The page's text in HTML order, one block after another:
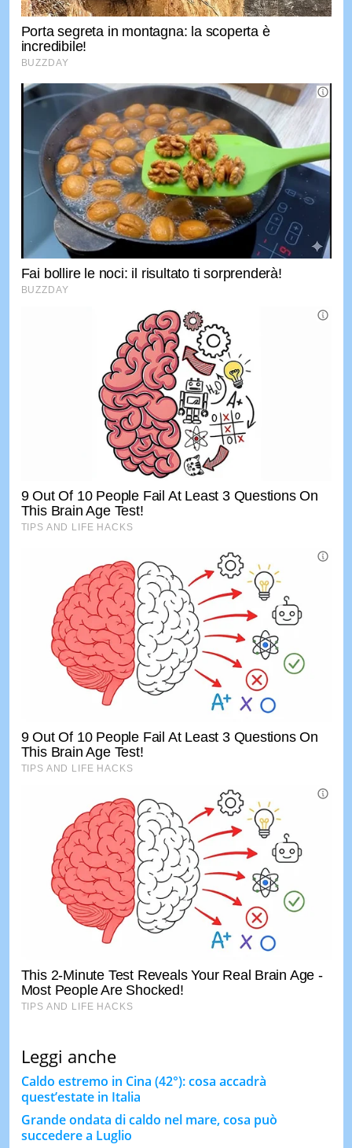
Leggi anche
Caldo estremo in Cina (42°): cosa accadrà
quest’estate in Italia
Grande ondata di caldo nel mare, cosa può
succedere a Luglio